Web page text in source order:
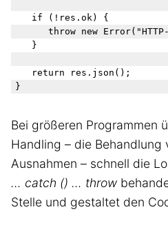
Bei größeren Programmen
Handling – die Behandlung
Ausnahmen – schnell die
… catch () … throw
Stelle und gestaltet den